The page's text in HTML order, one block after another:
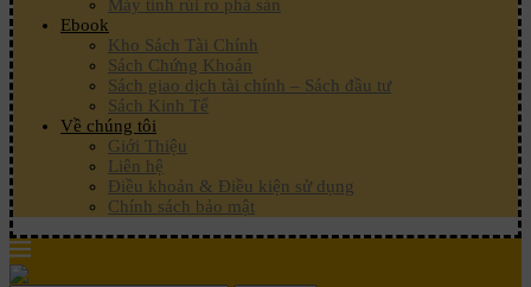
Máy tính rủi ro phá sản
Ebook
Kho Sách Tài Chính
Sách Chứng Khoán
Sách giao dịch tài chính – Sách đầu tư
Sách Kinh Tế
Về chúng tôi
Giới Thiệu
Liên hệ
Điều khoản & Điều kiện sử dụng
Chính sách bảo mật